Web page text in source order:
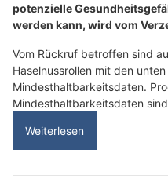
potenzielle
werden kann, wird vom
Vom Rückruf betroffen sind
Haselnussrollen mit den
Mindesthaltbarkeitsdaten.
Mindesthaltbarkeitsdaten
Weiterlesen